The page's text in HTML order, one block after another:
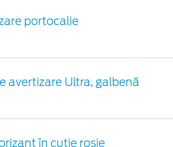
portocalie
avertizare Ultra, galbenă
în cutie roșie